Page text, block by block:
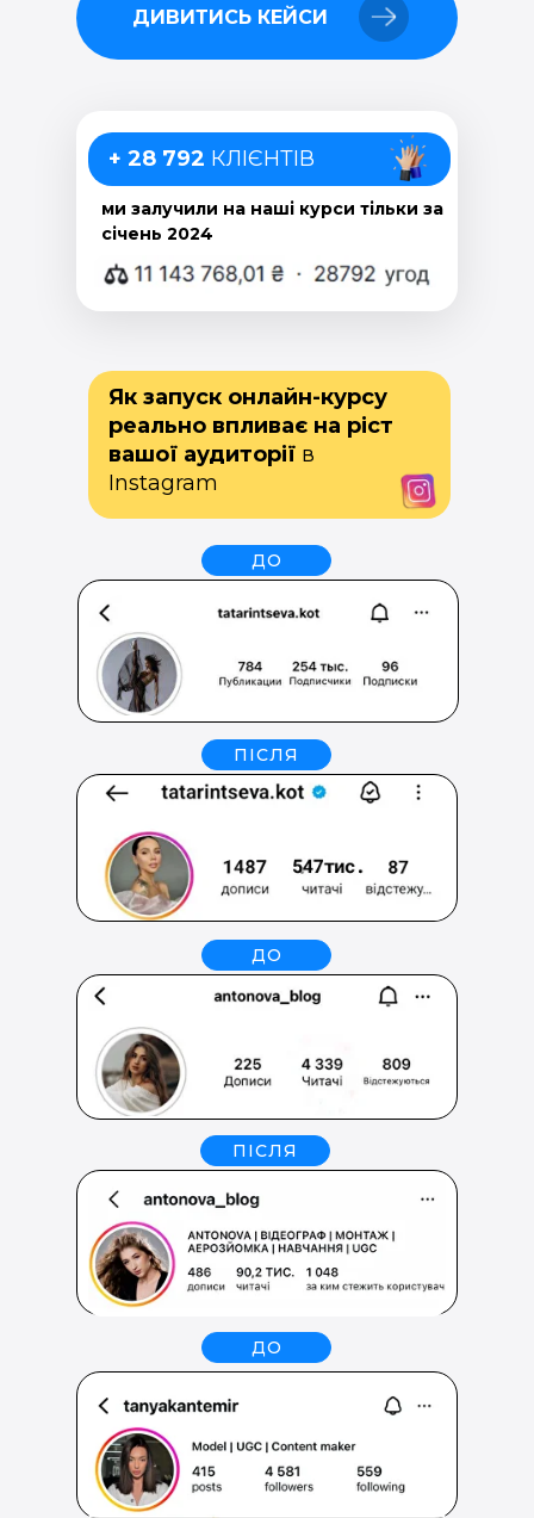
ДИВИТИСЬ КЕЙСИ
+ 28 792 КЛІЄНТІВ
ми залучили на наші курси тільки за
січень 2024
Як запуск онлайн-курсу
реально впливає на ріст
вашої аудиторії в
Instagram
ДО
ПІСЛЯ
ДО
ПІСЛЯ
ДО